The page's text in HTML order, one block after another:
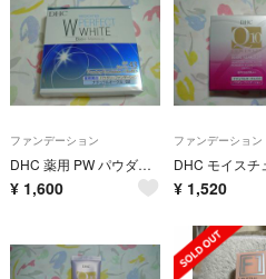
ファンデーション
DHC 薬用 PW パウダリーファンデーション ナチュラルオークル02
¥ 1,600
ファンデーション
¥ 1,520